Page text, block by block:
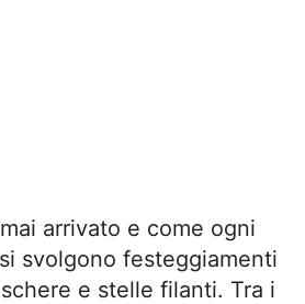
arrivato e come ogni
svolgono festeggiamenti
e stelle filanti. Tra i